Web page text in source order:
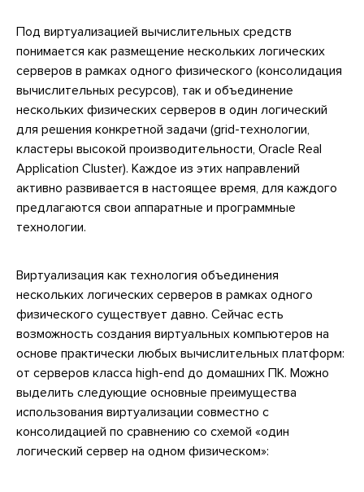
Под виртуализацией вычислительных средств
понимается как размещение нескольких логических
серверов в рамках одного физического (консолидация
вычислительных ресурсов), так и объединение
нескольких физических серверов в один логический
для решения конкретной задачи (grid-технологии,
кластеры высокой производительности, Oracle Real
Application Cluster). Каждое из этих направлений
активно развивается в настоящее время, для каждого
предлагаются свои аппаратные и программные
технологии.
Виртуализация как технология объединения
нескольких логических серверов в рамках одного
физического существует давно. Сейчас есть
возможность создания виртуальных компьютеров на
основе практически любых вычислительных платформ:
от серверов класса high-end до домашних ПК. Можно
выделить следующие основные преимущества
использования виртуализации совместно с
консолидацией по сравнению со схемой «один
логический сервер на одном физическом»: